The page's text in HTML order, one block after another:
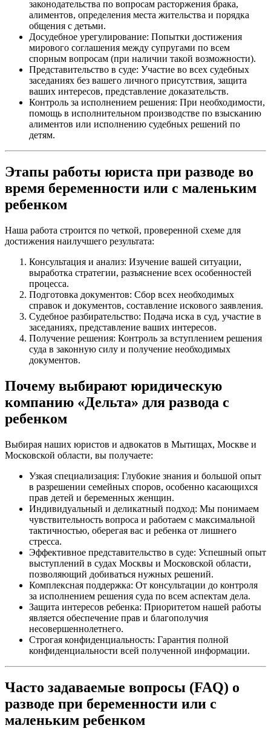
законодательства по вопросам расторжения брака,
алиментов, определения места жительства и порядка
общения с детьми.
Досудебное урегулирование: Попытки достижения
мирового соглашения между супругами по всем
спорным вопросам (при наличии такой возможности).
Представительство в суде: Участие во всех судебных
заседаниях без вашего личного присутствия, защита
ваших интересов, представление доказательств.
Контроль за исполнением решения: При необходимости,
помощь в исполнительном производстве по взысканию
алиментов или исполнению судебных решений по
детям.
Этапы работы юриста при разводе во
время беременности или с маленьким
ребенком
Наша работа строится по четкой, проверенной схеме для
достижения наилучшего результата:
Консультация и анализ: Изучение вашей ситуации,
выработка стратегии, разъяснение всех особенностей
процесса.
Подготовка документов: Сбор всех необходимых
справок и документов, составление искового заявления.
Судебное разбирательство: Подача иска в суд, участие в
заседаниях, представление ваших интересов.
Получение решения: Контроль за вступлением решения
суда в законную силу и получение необходимых
документов.
Почему выбирают юридическую
компанию «Дельта» для развода с
ребенком
Выбирая наших юристов и адвокатов в Мытищах, Москве и
Московской области, вы получаете:
Узкая специализация: Глубокие знания и большой опыт
в разрешении семейных споров, особенно касающихся
прав детей и беременных женщин.
Индивидуальный и деликатный подход: Мы понимаем
чувствительность вопроса и работаем с максимальной
тактичностью, оберегая вас и ребенка от лишнего
стресса.
Эффективное представительство в суде: Успешный опыт
выступлений в судах Москвы и Московской области,
позволяющий добиваться нужных решений.
Комплексная поддержка: От консультации до контроля
за исполнением решения суда по всем аспектам дела.
Защита интересов ребенка: Приоритетом нашей работы
является обеспечение прав и благополучия
несовершеннолетнего.
Строгая конфиденциальность: Гарантия полной
конфиденциальности всей полученной информации.
Часто задаваемые вопросы (FAQ) о
разводе при беременности или с
маленьким ребенком